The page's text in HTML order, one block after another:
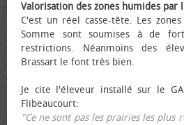
Valorisation des zones humides par
C'est un réel casse-tête. Les
Somme sont soumises à de
restrictions. Néanmoins des
Brassart le font très bien.
Je cite l'éleveur installé sur le
Flibeaucourt:
"Ce ne sont pas les prairies les plus